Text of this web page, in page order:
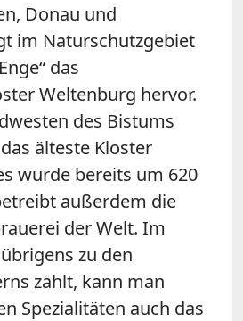
Donau und
im Naturschutzgebiet
das
Weltenburg hervor.
des Bistums
älteste Kloster
wurde bereits um 620
außerdem die
der Welt. Im
zu den
zählt, kann man
Spezialitäten auch das